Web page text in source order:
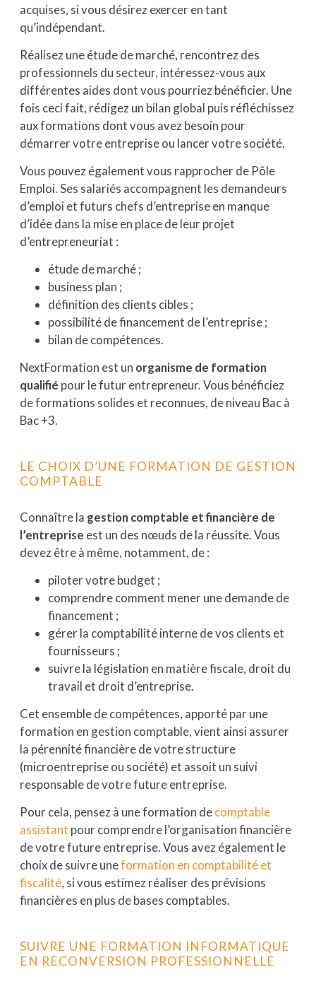
acquises, si vous désirez exercer en tant
qu’indépendant.
Réalisez une étude de marché, rencontrez des
professionnels du secteur, intéressez-vous aux
différentes aides dont vous pourriez bénéficier. Une
fois ceci fait, rédigez un bilan global puis réfléchissez
aux formations dont vous avez besoin pour
démarrer votre entreprise ou lancer votre société.
Vous pouvez également vous rapprocher de Pôle
Emploi. Ses salariés accompagnent les demandeurs
d’emploi et futurs chefs d’entreprise en manque
d’idée dans la mise en place de leur projet
d’entrepreneuriat :
étude de marché ;
business plan ;
définition des clients cibles ;
possibilité de financement de l’entreprise ;
bilan de compétences.
NextFormation est un organisme de formation
qualifié pour le futur entrepreneur. Vous bénéficiez
de formations solides et reconnues, de niveau Bac à
Bac +3.
LE CHOIX D’UNE FORMATION DE GESTION
COMPTABLE
Connaître la gestion comptable et financière de
l’entreprise est un des nœuds de la réussite. Vous
devez être à même, notamment, de :
piloter votre budget ;
comprendre comment mener une demande de
financement ;
gérer la comptabilité interne de vos clients et
fournisseurs ;
suivre la législation en matière fiscale, droit du
travail et droit d’entreprise.
Cet ensemble de compétences, apporté par une
formation en gestion comptable, vient ainsi assurer
la pérennité financière de votre structure
(microentreprise ou société) et assoit un suivi
responsable de votre future entreprise.
Pour cela, pensez à une formation decomptable
assistant pour comprendre l’organisation financière
de votre future entreprise. Vous avez également le
choix de suivre uneformation en comptabilité et
fiscalité, si vous estimez réaliser des prévisions
financières en plus de bases comptables.
SUIVRE UNE FORMATION INFORMATIQUE
EN RECONVERSION PROFESSIONNELLE